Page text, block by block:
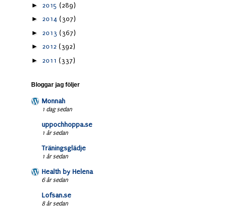
► 2015 (289)
► 2014 (307)
► 2013 (367)
► 2012 (392)
► 2011 (337)
Bloggar jag följer
Monnah
1 dag sedan
uppochhoppa.se
1 år sedan
Träningsglädje
1 år sedan
Health by Helena
6 år sedan
Lofsan.se
8 år sedan